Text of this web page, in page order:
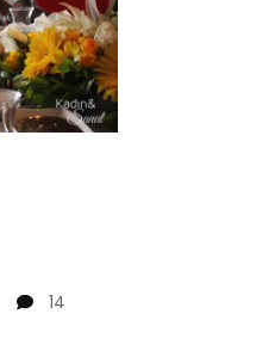
Cottonbox
14